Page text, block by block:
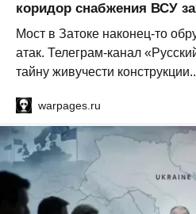
коридор снабжения ВСУ
Мост в Затоке наконец-то
атак. Телеграм-канал
тайну живучести
warpages.ru